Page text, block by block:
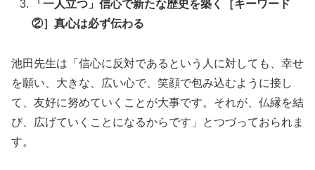
「一人立つ」信心で新たな歴史を築く［キーワード
②］真心は必ず伝わる
池田先生は「信心に反対であるという人に対しても、幸せ
を願い、大きな、広い心で、笑顔で包み込むように接し
て、友好に努めていくことが大事です。それが、仏縁を結
び、広げていくことになるからです」とつづっておられま
す。